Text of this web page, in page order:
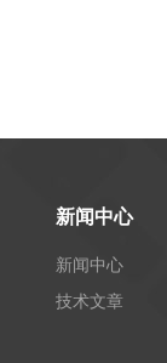
新闻中心
新闻中心
技术文章